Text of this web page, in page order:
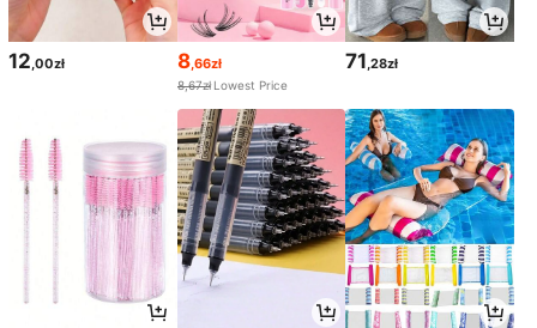
12,00zł 8,66zł
8,67zł Lowest Price
71,28zł